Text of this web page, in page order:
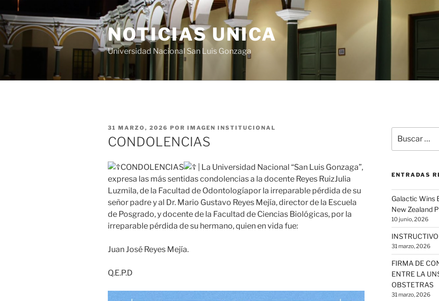
Saltar
al
contenido
NOTICIAS UNICA
Universidad Nacional San Luis Gonzaga
PUBLICADO
EL
31 MARZO, 2026 POR IMAGEN INSTITUCIONAL
CONDOLENCIAS
CONDOLENCIAS
| La Universidad Nacional “San Luis Gonzaga”,
expresa las más sentidas condolencias a la docente Reyes RuizJulia
Luzmila, de la Facultad de Odontologíapor la irreparable pérdida de su
señor padre y al Dr. Mario Gustavo Reyes Mejía, director de la Escuela
de Posgrado, y docente de la Facultad de Ciencias Biológicas, por la
irreparable pérdida de su hermano, quien en vida fue:
Juan José Reyes Mejía.
Q.E.P.D
por:
ENTRADAS
Galactic Wins
New Zealand
10 junio, 2026
31 marzo, 2026
FIRMA DE
ENTRE LA
OBSTETRAS
31 marzo, 2026